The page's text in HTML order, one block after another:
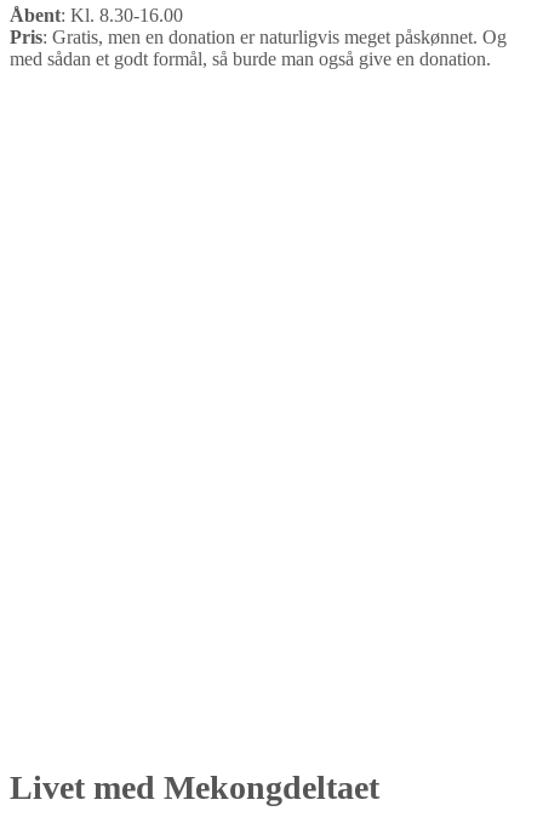
Åbent: Kl. 8.30-16.00
Pris: Gratis, men en donation er naturligvis meget påskønnet. Og
med sådan et godt formål, så burde man også give en donation.
Livet med Mekongdeltaet